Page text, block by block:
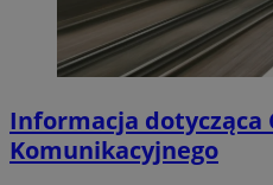
Informacja dotycząca
Komunikacyjnego